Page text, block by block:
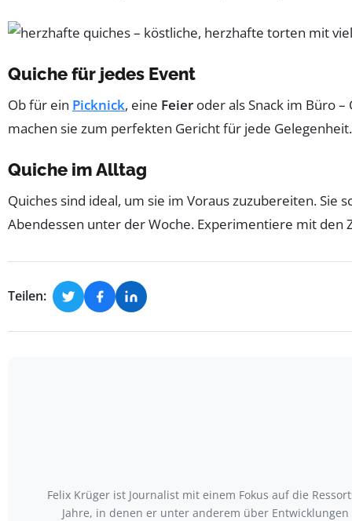
Quiche für jedes Event
Ob für ein Picknick, eine Feier oder als Snack im Büro
machen sie zum perfekten Gericht für jede Gelegenheit.
Quiche im Alltag
Quiches sind ideal, um sie im Voraus zuzubereiten.
Abendessen unter der Woche. Experimentiere mit
Teilen:
Felix Krüger ist Journalist mit einem Fokus auf die
Jahre, in denen er unter anderem über